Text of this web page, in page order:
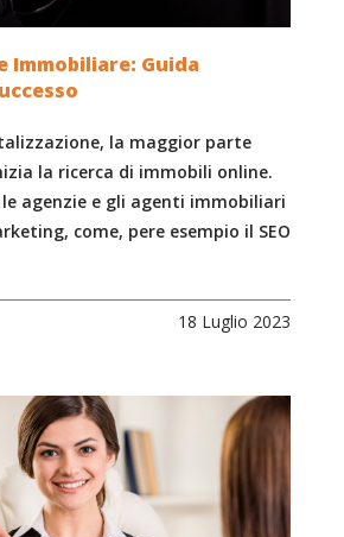
Immobiliare: Guida
la maggior parte
la ricerca di immobili online.
agenzie e gli agenti immobiliari
come, pere esempio il SEO
18 Luglio 2023